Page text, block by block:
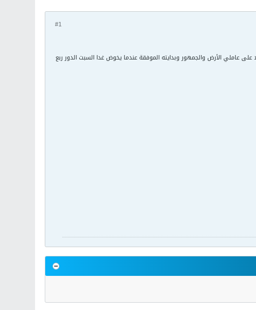
#1
على عاملي الأرض والجمهور وبدايته الموفقة عندما يخوض غدا السبت الدور ربع